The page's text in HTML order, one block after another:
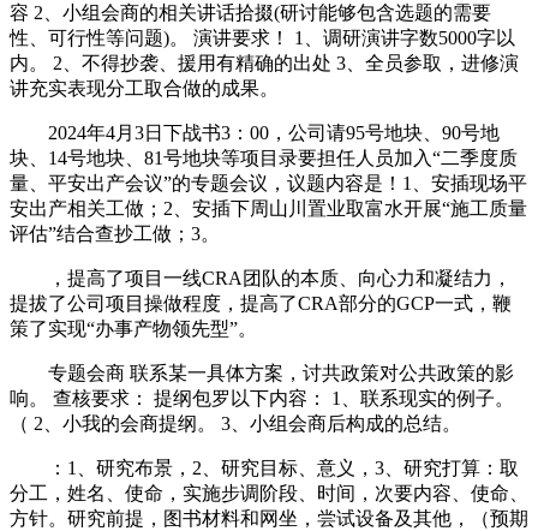
容 2、小组会商的相关讲话拾掇(研讨能够包含选题的需要
性、可行性等问题)。 演讲要求！ 1、调研演讲字数5000字以
内。 2、不得抄袭、援用有精确的出处 3、全员参取，进修演
讲充实表现分工取合做的成果。
2024年4月3日下战书3：00，公司请95号地块、90号地
块、14号地块、81号地块等项目录要担任人员加入“二季度质
量、平安出产会议”的专题会议，议题内容是！1、安插现场平
安出产相关工做；2、安插下周山川置业取富水开展“施工质量
评估”结合查抄工做；3。
，提高了项目一线CRA团队的本质、向心力和凝结力，
提拔了公司项目操做程度，提高了CRA部分的GCP一式，鞭
策了实现“办事产物领先型”。
专题会商 联系某一具体方案，讨共政策对公共政策的影
响。 查核要求： 提纲包罗以下内容： 1、联系现实的例子。
（ 2、小我的会商提纲。 3、小组会商后构成的总结。
：1、研究布景，2、研究目标、意义，3、研究打算：取
分工，姓名、使命，实施步调阶段、时间，次要内容、使命、
方针。研究前提，图书材料和网坐，尝试设备及其他，（预期